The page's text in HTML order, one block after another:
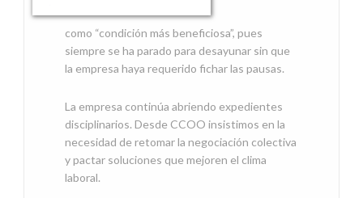
como “condición más beneficiosa”, pues
siempre se ha parado para desayunar sin que
la empresa haya requerido fichar las pausas.
La empresa continúa abriendo expedientes
disciplinarios. Desde CCOO insistimos en la
necesidad de retomar la negociación colectiva
y pactar soluciones que mejoren el clima
laboral.